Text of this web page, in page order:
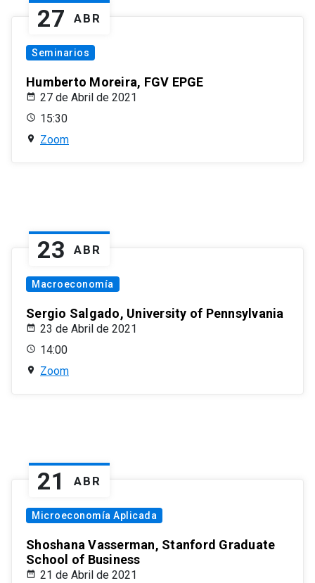
27 ABR
Seminarios
Humberto Moreira, FGV EPGE
27 de Abril de 2021
15:30
Zoom
23 ABR
Macroeconomía
Sergio Salgado, University of Pennsylvania
23 de Abril de 2021
14:00
Zoom
21 ABR
Microeconomía Aplicada
Shoshana Vasserman, Stanford Graduate
School of Business
21 de Abril de 2021